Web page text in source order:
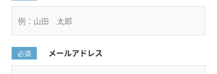
必須 メールアドレス